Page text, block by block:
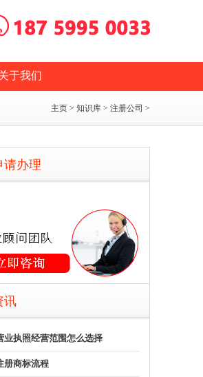
于我们
主页 > 知识库 > 注册公司 >
请办理
讯
业执照经营范围怎么选择
册商标流程